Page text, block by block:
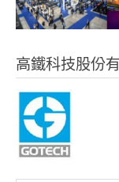
高鐵科技股份